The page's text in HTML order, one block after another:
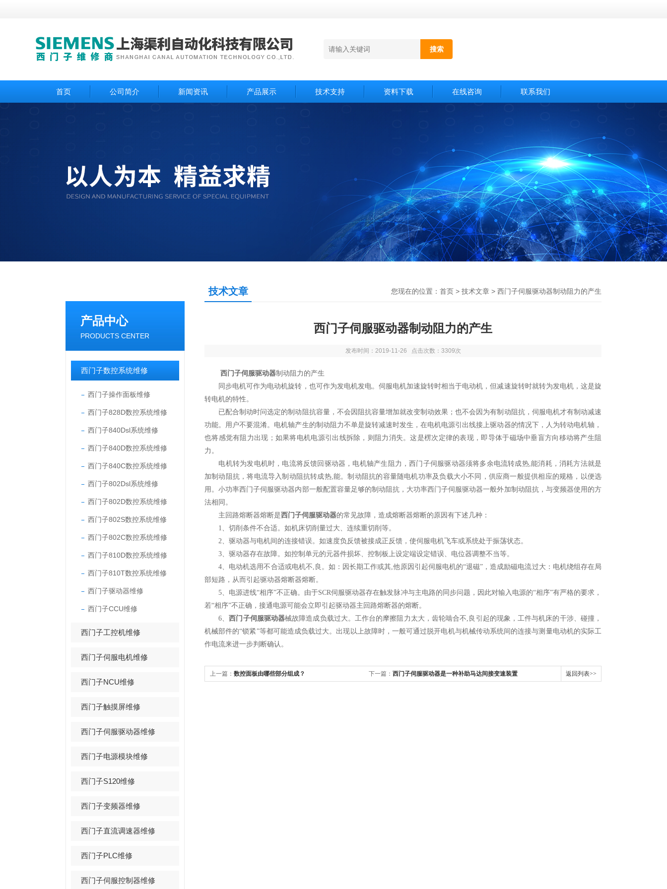
首页 公司简介 新闻资讯 产品展示 技术支持 资料下载 在线咨询 联系我们
产品中心
PRODUCTS CENTER
西门子数控系统维修
西门子操作面板维修
西门子828D数控系统维修
西门子840Dsl系统维修
西门子840D数控系统维修
西门子840C数控系统维修
西门子802Dsl系统维修
西门子802D数控系统维修
西门子802S数控系统维修
西门子802C数控系统维修
西门子810D数控系统维修
西门子810T数控系统维修
西门子驱动器维修
西门子CCU维修
西门子工控机维修
西门子伺服电机维修
西门子NCU维修
西门子触摸屏维修
西门子伺服驱动器维修
西门子电源模块维修
西门子S120维修
西门子变频器维修
西门子直流调速器维修
西门子PLC维修
西门子伺服控制器维修
技术文章 您现在的位置： 首页 > 技术文章 > 西门子伺服驱动器制动阻力的产生
西门子伺服驱动器制动阻力的产生
发布时间：2019-11-26 点击次数：3309次
西门子伺服驱动器制动阻力的产生
同步电机可作为电动机旋转，也可作为发电机发电。伺服电机加速旋转时相当于电动机，但减速旋转时就转为发电机，这是旋
转电机的特性。
已配合制动时问选定的制动阻抗容量，不会因阻抗容量增加就改变制动效果；也不会因为有制动阻抗，伺服电机才有制动减速
功能。用户不要混淆。电机轴产生的制动阻力不单是旋转减速时发生，在电机电源引出线接上驱动器的情况下，人为转动电机轴，
也将感觉有阻力出现；如果将电机电源引出线拆除，则阻力消失。这是楞次定律的表现，即导体于磁场中垂盲方向移动将产生阻
力。
电机转为发电机时，电流将反馈回驱动器，电机轴产生阻力，西门子伺服驱动器须将多余电流转成热,能消耗，消耗方法就是
加制动阻抗，将电流导入制动阻抗转成热,能。制动阻抗的容量随电机功率及负载大小不同，供应商一般提供相应的规格，以便选
用。小功率西门子伺服驱动器内部一般配置容量足够的制动阻抗，大功率西门子伺服驱动器一般外加制动阻抗，与变频器使用的方
法相同。
主回路熔断器熔断是西门子伺服驱动器的常见故障，造成熔断器熔断的原因有下述几种：
1、切削条件不合适。如机床切削量过大、连续重切削等。
2、驱动器与电机间的连接错误。如速度负反馈被接成正反馈，使伺服电机飞车或系统处于振荡状态。
3、驱动器存在故障。如控制单元的元器件损坏、控制板上设定端设定错误、电位器调整不当等。
4、电动机选用不合适或电机不,良。如：因长期工作或其,他原因引起伺服电机的“退磁”，造成励磁电流过大：电机绕组存在局
部短路，从而引起驱动器熔断器熔断。
5、电源进线“相序”不正确。由于SCR伺服驱动器存在触发脉冲与主电路的同步问题，因此对输入电源的“相序”有严格的要求，
若“相序”不正确，接通电源可能会立即引起驱动器主回路熔断器的熔断。
6、 西门子伺服驱动器械故障造成负载过大。工作台的摩擦阻力太大，齿轮啮合不,良引起的现象，工件与机床的干涉、碰撞，
机械部件的“锁紧”等都可能造成负载过大。出现以上故障时，一般可通过脱开电机与机械传动系统间的连接与测量电动机的实际工
作电流来进一步判断确认。
上一篇： 数控面板由哪些部分组成？ 下一篇： 西门子伺服驱动器是一种补助马达间接变速装置 返回列表>>